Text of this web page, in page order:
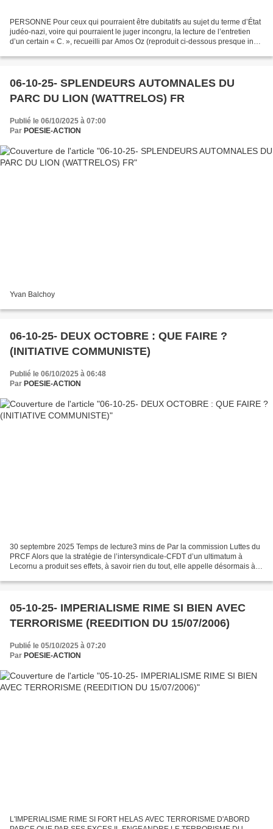
PERSONNE Pour ceux qui pourraient être dubitatifs au sujet du terme d’État
judéo-nazi, voire qui pourraient le juger incongru, la lecture de l’entretien
d’un certain « C. », recueilli par Amos Oz (reproduit ci-dessous presque in
06-10-25- SPLENDEURS AUTOMNALES DU
PARC DU LION (WATTRELOS) FR
Publié le 06/10/2025 à 07:00
Par POESIE-ACTION
Yvan Balchoy
06-10-25- DEUX OCTOBRE : QUE FAIRE ?
(INITIATIVE COMMUNISTE)
Publié le 06/10/2025 à 06:48
Par POESIE-ACTION
30 septembre 2025 Temps de lecture3 mins de Par la commission Luttes du
PRCF Alors que la stratégie de l’intersyndicale-CFDT d’un ultimatum à
Lecornu a produit ses effets, à savoir rien du tout, elle appelle désormais à
05-10-25- IMPERIALISME RIME SI BIEN AVEC
TERRORISME (REEDITION DU 15/07/2006)
Publié le 05/10/2025 à 07:20
Par POESIE-ACTION
L'IMPERIALISME RIME SI FORT HELAS AVEC TERRORISME D'ABORD